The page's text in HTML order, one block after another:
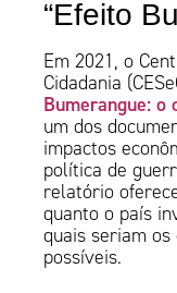
“Efeito
Em 2021, o
Cidadania
Bumerangue: o
um dos
impactos
política de
relatório
quanto o país
quais seriam
possíveis.